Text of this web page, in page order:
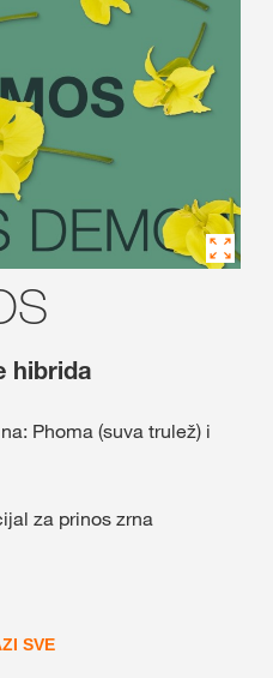
hibrida
Phoma (suva trulež) i
za prinos zrna
SVE